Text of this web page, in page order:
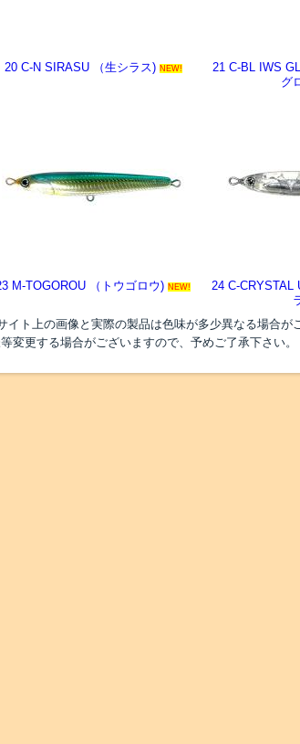
20 C-N SIRASU （生シラス) NEW!
21 C-BL IWS
グ
M-TOGOROU （トウゴロウ) NEW!
24 C-CRYSTAL
イト上の画像と実際の製品は色味が多少異なる場合
変更する場合がございますので、予めご了承下さい。